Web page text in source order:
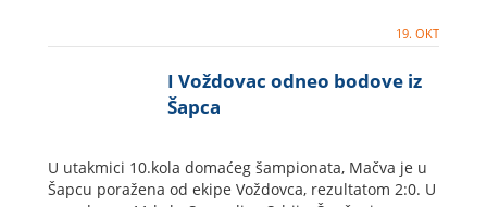
19. OKT
I Voždovac odneo bodove iz
Šapca
U utakmici 10.kola domaćeg šampionata, Mačva je u
Šapcu poražena od ekipe Voždovca, rezultatom 2:0. U